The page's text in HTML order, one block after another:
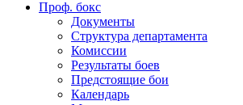
Проф. бокс
Документы
Структура департамента
Комиссии
Результаты боев
Предстоящие бои
Календарь